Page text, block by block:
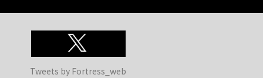
Tweets by Fortress_web